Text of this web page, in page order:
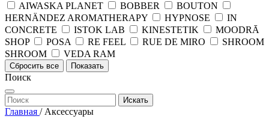
AIWASKA PLANET
BOBBER
BOUTON
HERNÄNDEZ AROMATHERAPY
HYPNOSE
IN
CONCRETE
ISTOK LAB KINESTETIK
MOODRĀ
SHOP
POSA RE FEEL RUE DE MIRO
SHROOM
SHROOM
VEDA RAM
Сбросить все Показать
Поиск
Искать
Главная / Аксессуары